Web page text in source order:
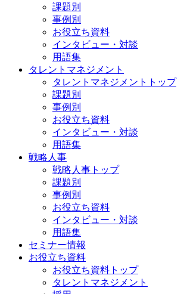
課題別
事例別
お役立ち資料
インタビュー・対談
用語集
タレントマネジメント
タレントマネジメントトップ
課題別
事例別
お役立ち資料
インタビュー・対談
用語集
戦略人事
戦略人事トップ
課題別
事例別
お役立ち資料
インタビュー・対談
用語集
セミナー情報
お役立ち資料
お役立ち資料トップ
タレントマネジメント